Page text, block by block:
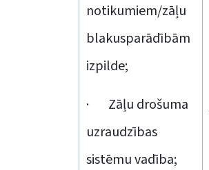
notikumiem/zāļu
blakusparādībām
izpilde;
· Zāļu drošuma
uzraudzības
sistēmu vadība;